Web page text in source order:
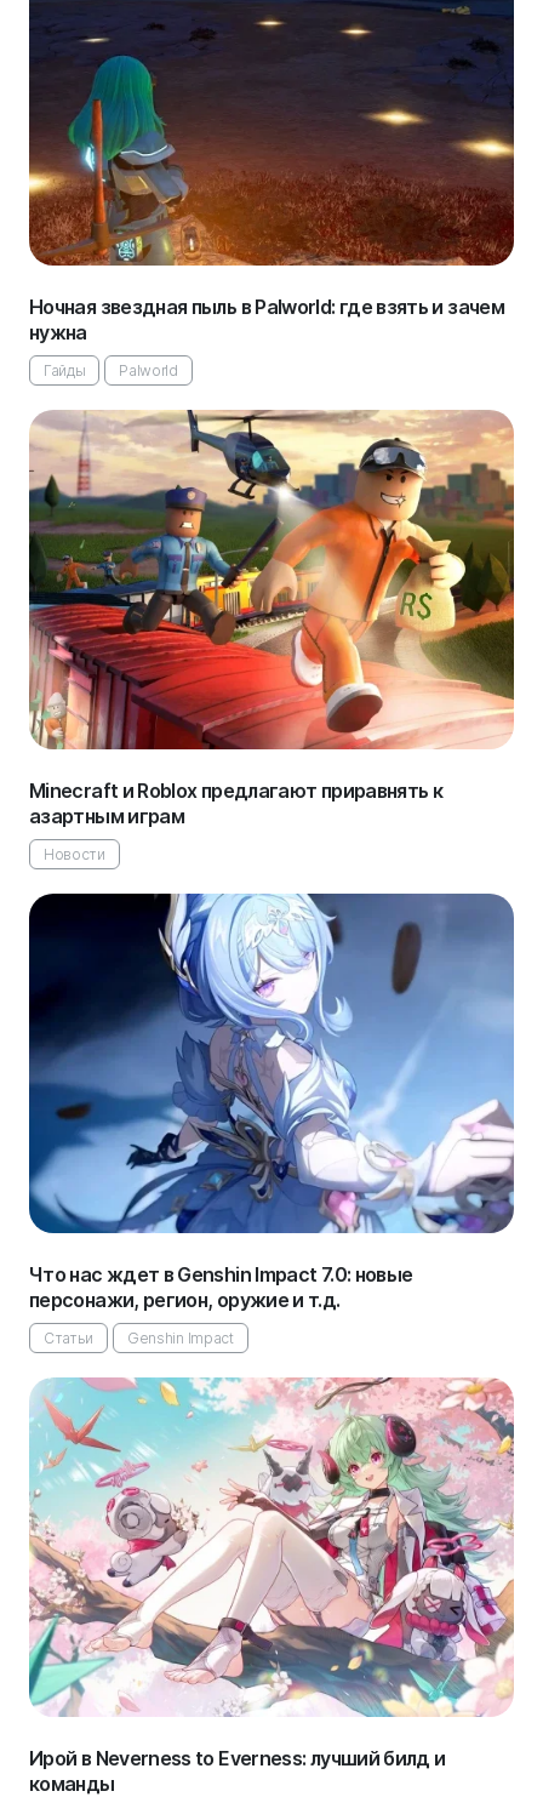
Ночная звездная пыль в Palworld: где взять и зачем
нужна
Гайды Palworld
Minecraft и Roblox предлагают приравнять к
азартным играм
Новости
Что нас ждет в Genshin Impact 7.0: новые
персонажи, регион, оружие и т.д.
Статьи Genshin Impact
Ирой в Neverness to Everness: лучший билд и
команды